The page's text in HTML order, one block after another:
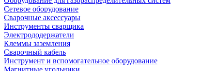
Сетевое оборудование
Сварочные аксессуары
Инструменты сварщика
Электрододержатели
Клеммы заземления
Сварочный кабель
Инструмент и вспомогательное оборудование
Магнитные угольники